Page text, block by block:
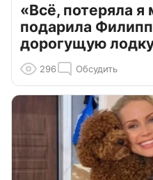
«Всё, потеряла
подарила
дорогущую
296 Обсудить